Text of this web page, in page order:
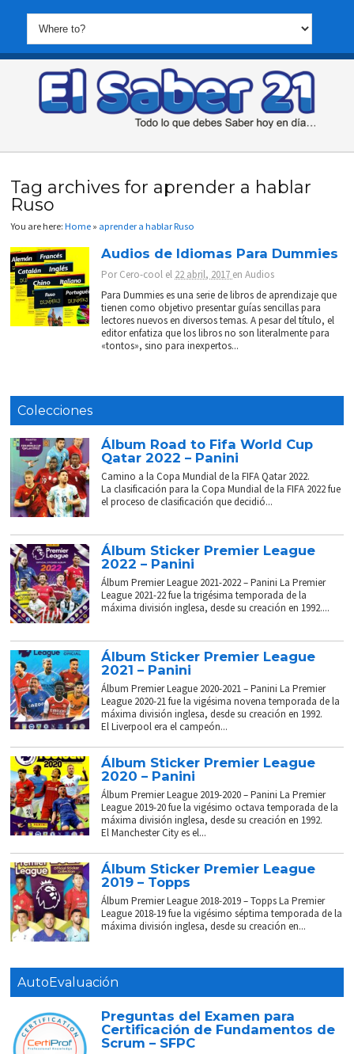
Tag archives for aprender a hablar
Ruso
You are here:Home » aprender a hablar Ruso
Audios de Idiomas Para Dummies
PorCero-cool el 22 abril, 2017 enAudios
Para Dummies es una serie de libros de aprendizaje que
tienen como objetivo presentar guías sencillas para
lectores nuevos en diversos temas. A pesar del título, el
editor enfatiza que los libros no son literalmente para
«tontos», sino para inexpertos...
Colecciones
Álbum Road to Fifa World Cup
Qatar 2022 – Panini
Camino a la Copa Mundial de la FIFA Qatar 2022.
La clasificación para la Copa Mundial de la FIFA 2022 fue
el proceso de clasificación que decidió...
Álbum Sticker Premier League
2022 – Panini
Álbum Premier League 2021-2022 – Panini La Premier
League 2021-22 fue la trigésima temporada de la
máxima división inglesa, desde su creación en 1992....
Álbum Sticker Premier League
2021 – Panini
Álbum Premier League 2020-2021 – Panini La Premier
League 2020-21 fue la vigésima novena temporada de la
máxima división inglesa, desde su creación en 1992.
El Liverpool era el campeón...
Álbum Sticker Premier League
2020 – Panini
Álbum Premier League 2019-2020 – Panini La Premier
League 2019-20 fue la vigésimo octava temporada de la
máxima división inglesa, desde su creación en 1992.
El Manchester City es el...
Álbum Sticker Premier League
2019 – Topps
Álbum Premier League 2018-2019 – Topps La Premier
League 2018-19 fue la vigésimo séptima temporada de la
máxima división inglesa, desde su creación en...
AutoEvaluación
Preguntas del Examen para
Certificación de Fundamentos de
Scrum – SFPC